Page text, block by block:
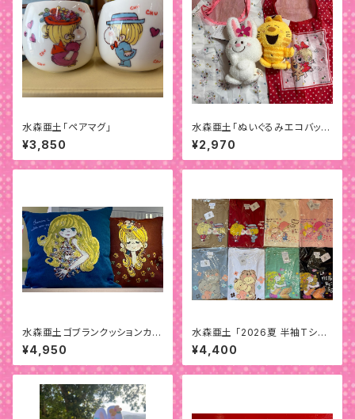
水森亜土「ペアマグ」
¥3,850
水森亜土「ぬいぐるみエコバッ
グ」
¥2,970
水森亜土ゴブランクッションカバ
ー
¥4,950
水森亜土 「2026夏 半袖Tシャ
ツ」
¥4,400